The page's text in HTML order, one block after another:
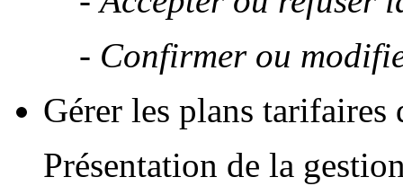
- Confirmer ou
Gérer les plans
Présentation de la